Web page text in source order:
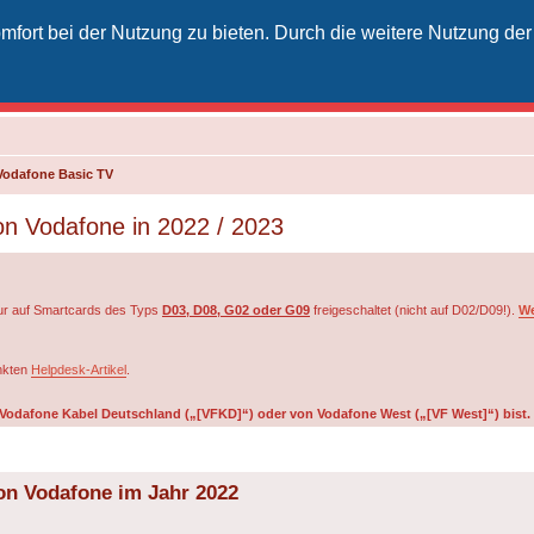
bei der Nutzung zu bieten. Durch die weitere Nutzung
Basic TV
Vodafone in 2022 / 2023
auf Smartcards des Typs D03, D08, G02 oder G09 freigeschaltet (nicht auf D02/D09!).
Helpdesk-Artikel
Kabel Deutschland („[VFKD]“) oder von Vodafone West („[VF West]“) bist.
Vodafone im Jahr 2022